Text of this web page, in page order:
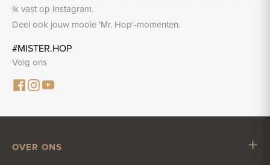
ik vast op Instagram.
Deel ook jouw mooie 'Mr. Hop'-momenten.
#MISTER.HOP
Volg ons
OVER ONS